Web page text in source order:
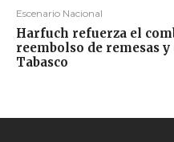
Escenario Nacional
Harfuch refuerza el
reembolso de remesas
Tabasco